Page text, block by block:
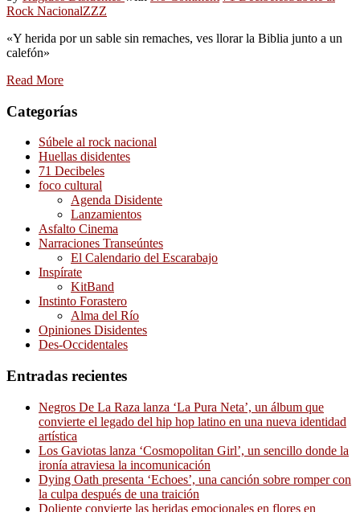
Rock NacionalZZZ
«Y herida por un sable sin remaches, ves llorar la Biblia junto a un
calefón»
Read More
Categorías
Súbele al rock nacional
Huellas disidentes
71 Decibeles
foco cultural
Agenda Disidente
Lanzamientos
Asfalto Cinema
Narraciones Transeúntes
El Calendario del Escarabajo
Inspírate
KitBand
Instinto Forastero
Alma del Río
Opiniones Disidentes
Des-Occidentales
Entradas recientes
Negros De La Raza lanza ‘La Pura Neta’, un álbum que
convierte el legado del hip hop latino en una nueva identidad
artística
Los Gaviotas lanza ‘Cosmopolitan Girl’, un sencillo donde la
ironía atraviesa la incomunicación
Dying Oath presenta ‘Echoes’, una canción sobre romper con
la culpa después de una traición
Doliente convierte las heridas emocionales en flores en